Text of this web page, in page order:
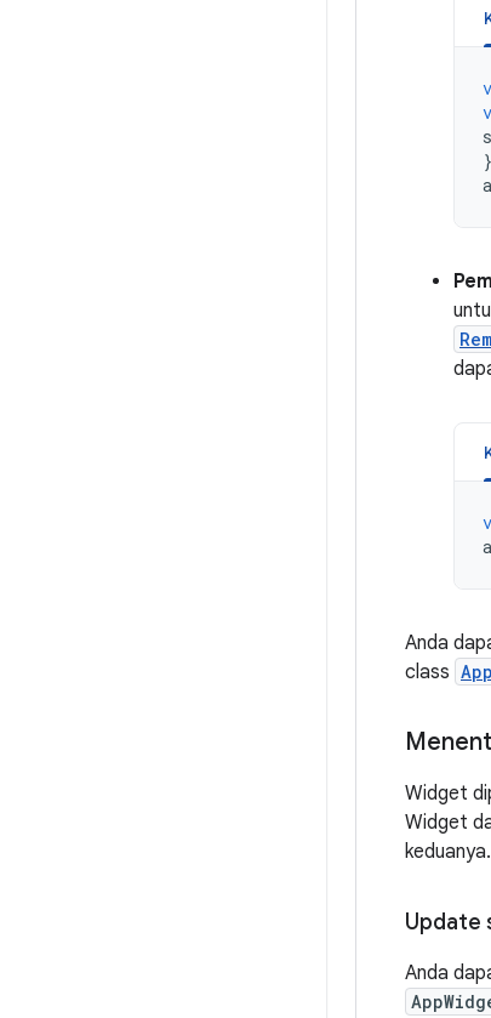
}
Anda
class
Widget
Widget
keduanya.
Update
Anda